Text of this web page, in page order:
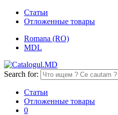
Статьи
Отложенные товары
Romana (RO)
MDL
Search for:
Статьи
Отложенные товары
0